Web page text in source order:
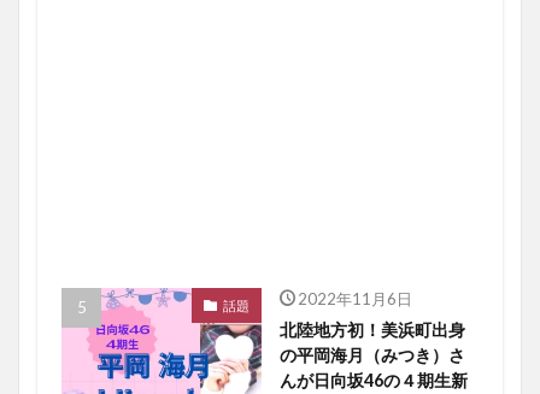
話題 2022年11月6日
北陸地方初！美浜町出身
の平岡海月（みつき）さ
んが日向坂46の４期生新